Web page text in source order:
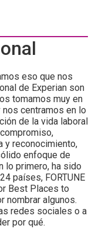
eso que nos
de Experian son
tomamos muy en
centramos en lo
de la vida laboral
y reconocimiento,
enfoque de
lo primero, ha sido
países, FORTUNE
Best Places to
nombrar algunos.
redes sociales o a
por qué.